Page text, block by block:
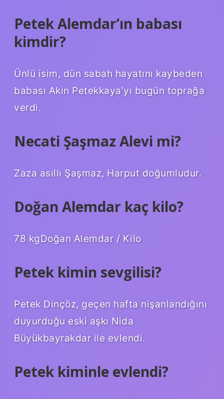
Petek Alemdar’ın babası
kimdir?
Ünlü isim, dün sabah hayatını kaybeden
babası Akın Petekkaya’yı bugün toprağa
verdi.
Necati Şaşmaz Alevi mi?
Zaza asıllı Şaşmaz, Harput doğumludur.
Doğan Alemdar kaç kilo?
78 kgDoğan Alemdar / Kilo
Petek kimin sevgilisi?
Petek Dinçöz, geçen hafta nişanlandığını
duyurduğu eski aşkı Nida
Büyükbayrakdar ile evlendi.
Petek kiminle evlendi?